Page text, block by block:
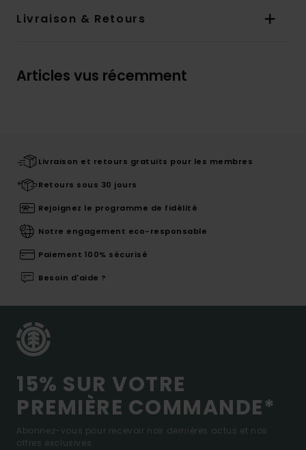
Livraison & Retours
Articles vus récemment
Livraison et retours gratuits pour les membres
Retours sous 30 jours
Rejoignez le programme de fidélité
Notre engagement eco-responsable
Paiement 100% sécurisé
Besoin d'aide ?
15% SUR VOTRE
PREMIÈRE COMMANDE*
Abonnez-vous pour recevoir nos dernières actus et nos
offres exclusives.